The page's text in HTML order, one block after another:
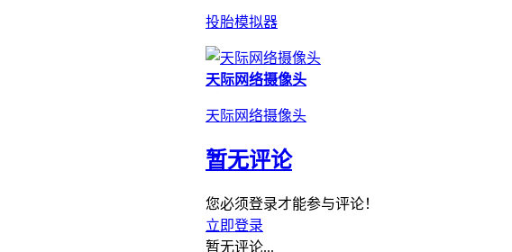
投胎模拟器
天际网络摄像头
天际网络摄像头
暂无评论
您必须登录才能参与评论！
立即登录
暂无评论...